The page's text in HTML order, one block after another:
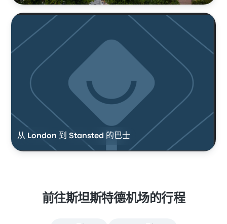
从 London 到 Stansted 的巴士
前往斯坦斯特德机场的行程